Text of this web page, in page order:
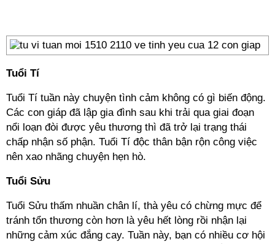
Tuổi Tí
Tuổi Tí tuần này chuyện tình cảm không có gì biến động.
Các con giáp đã lập gia đình sau khi trải qua giai đoạn
nổi loạn đòi được yêu thương thì đã trở lại trạng thái
chấp nhận số phận. Tuổi Tí độc thân bận rộn công việc
nên xao nhãng chuyện hẹn hò.
Tuổi Sửu
Tuổi Sửu thấm nhuần chân lí, thà yêu có chừng mực để
tránh tổn thương còn hơn là yêu hết lòng rồi nhận lại
những cảm xúc đắng cay. Tuần này, bạn có nhiều cơ hội